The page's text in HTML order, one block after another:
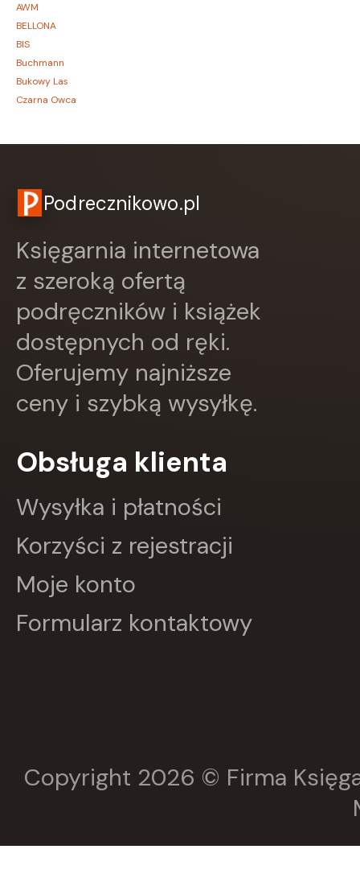
AWM
BELLONA
BIS
Buchmann
Bukowy Las
Czarna Owca
DEMART
Dolnośląskie
DRAGON
Edycja Świętego Pawła
EDYCJA ŚWIĘTEGO PAWŁA
ESPRIT
Express Publishing
FABRYKA SŁÓW
FENIX
FRONDA
Greg
GRUPA IMAGE
HARMONIA
Insignis
JEDNOŚĆ
karakter
Literat
Podrecznikowo.pl
Księgarnia internetowa
z szeroką ofertą
podręczników i książek
dostępnych od ręki.
Oferujemy najniższe
ceny i szybką wysyłkę.
Obsługa klienta
Wysyłka i płatności
Korzyści z rejestracji
Moje konto
Formularz kontaktowy
Copyright 2026 © Firma